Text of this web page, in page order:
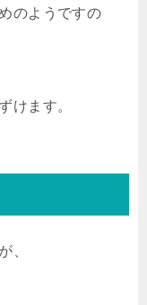
のようですの
けます。
、